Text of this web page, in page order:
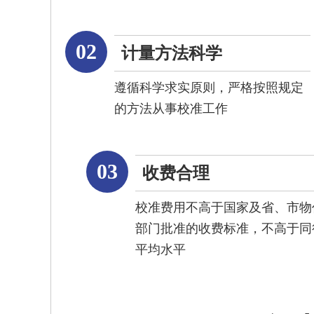
02 计量方法科学
遵循科学求实原则，严格按照规定
的方法从事校准工作
03 收费合理
校准费用不高于国家及省、市
部门批准的收费标准，不高于
平均水平